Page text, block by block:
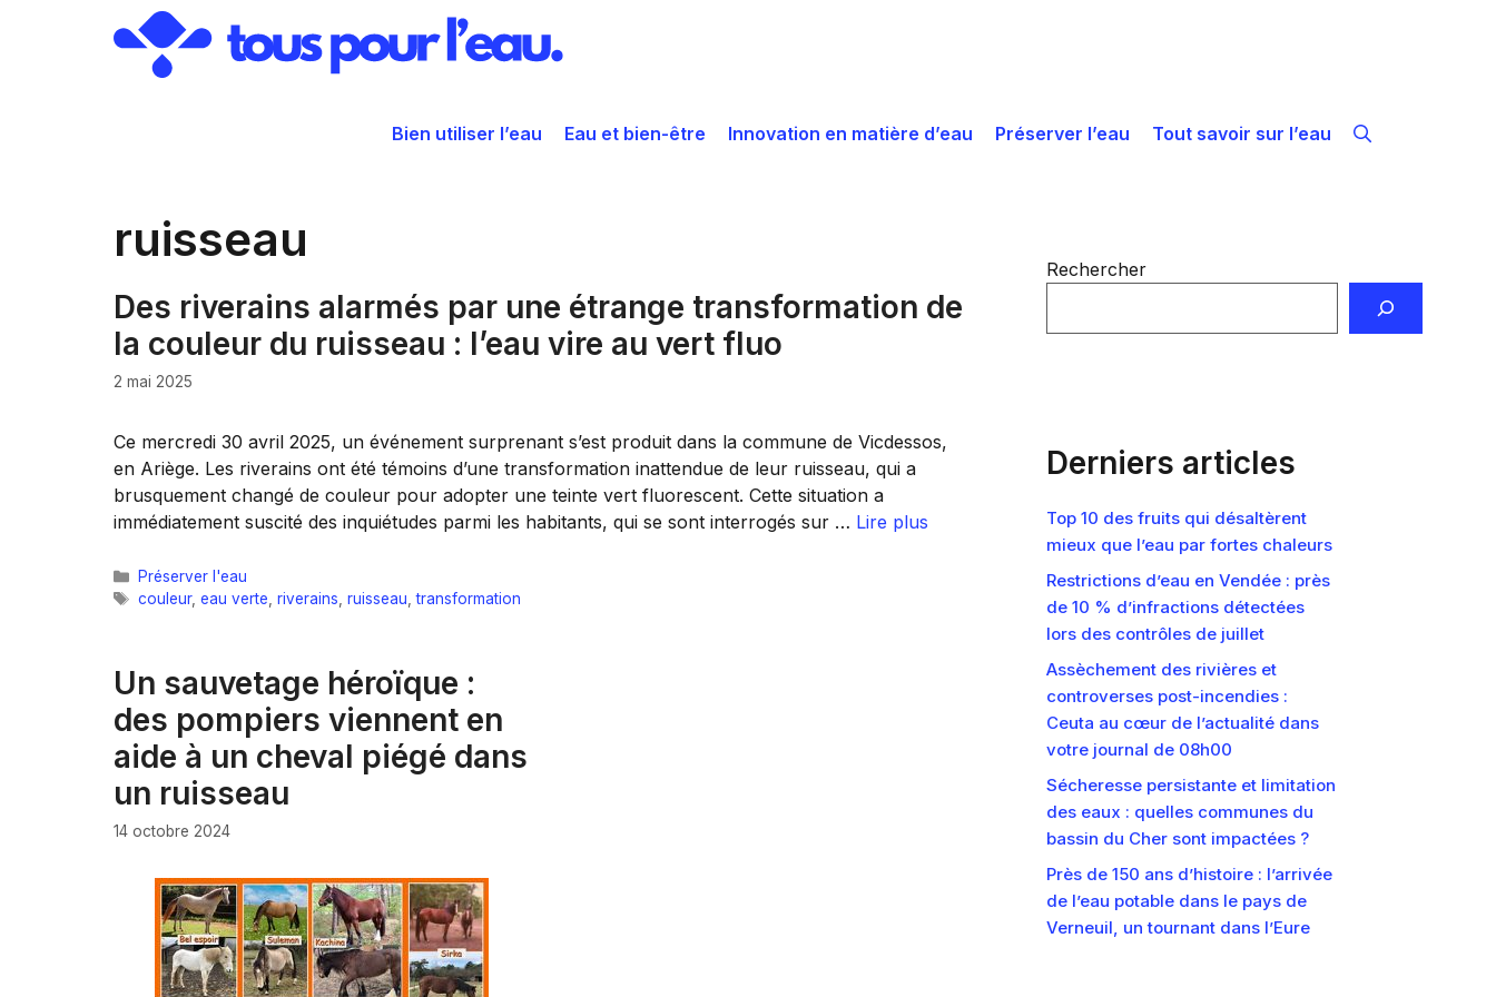
Bien utiliser l’eau Eau et bien-être Innovation en matière d’eau Préserver l’eau Tout savoir sur l’eau
ruisseau
Des riverains alarmés par une étrange transformation de
la couleur du ruisseau : l’eau vire au vert fluo
2 mai 2025
Ce mercredi 30 avril 2025, un événement surprenant s’est produit dans la commune de Vicdessos,
en Ariège. Les riverains ont été témoins d’une transformation inattendue de leur ruisseau, qui a
brusquement changé de couleur pour adopter une teinte vert fluorescent. Cette situation a
immédiatement suscité des inquiétudes parmi les habitants, qui se sont interrogés sur … Lire plus
Catégories
Préserver l'eau
Étiquettes
couleur, eau verte riverains ruisseau ,transformation
Un sauvetage héroïque :
des pompiers viennent en
aide à un cheval piégé dans
un ruisseau
14 octobre 2024
Rechercher
Derniers articles
Top 10 des fruits qui désaltèrent
mieux que l’eau par fortes chaleurs
Restrictions d’eau en Vendée : près
de 10 % d’infractions détectées
lors des contrôles de juillet
Assèchement des rivières et
controverses post-incendies :
Ceuta au cœur de l’actualité dans
votre journal de 08h00
Sécheresse persistante et limitation
des eaux : quelles communes du
bassin du Cher sont impactées ?
Près de 150 ans d’histoire : l’arrivée
de l’eau potable dans le pays de
Verneuil, un tournant dans l’Eure